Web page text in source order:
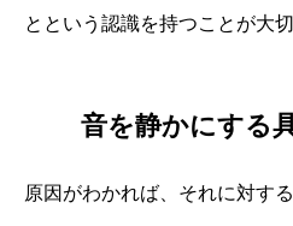
とという認識を持つことが大切
音を静かにする
原因がわかれば、それに対す